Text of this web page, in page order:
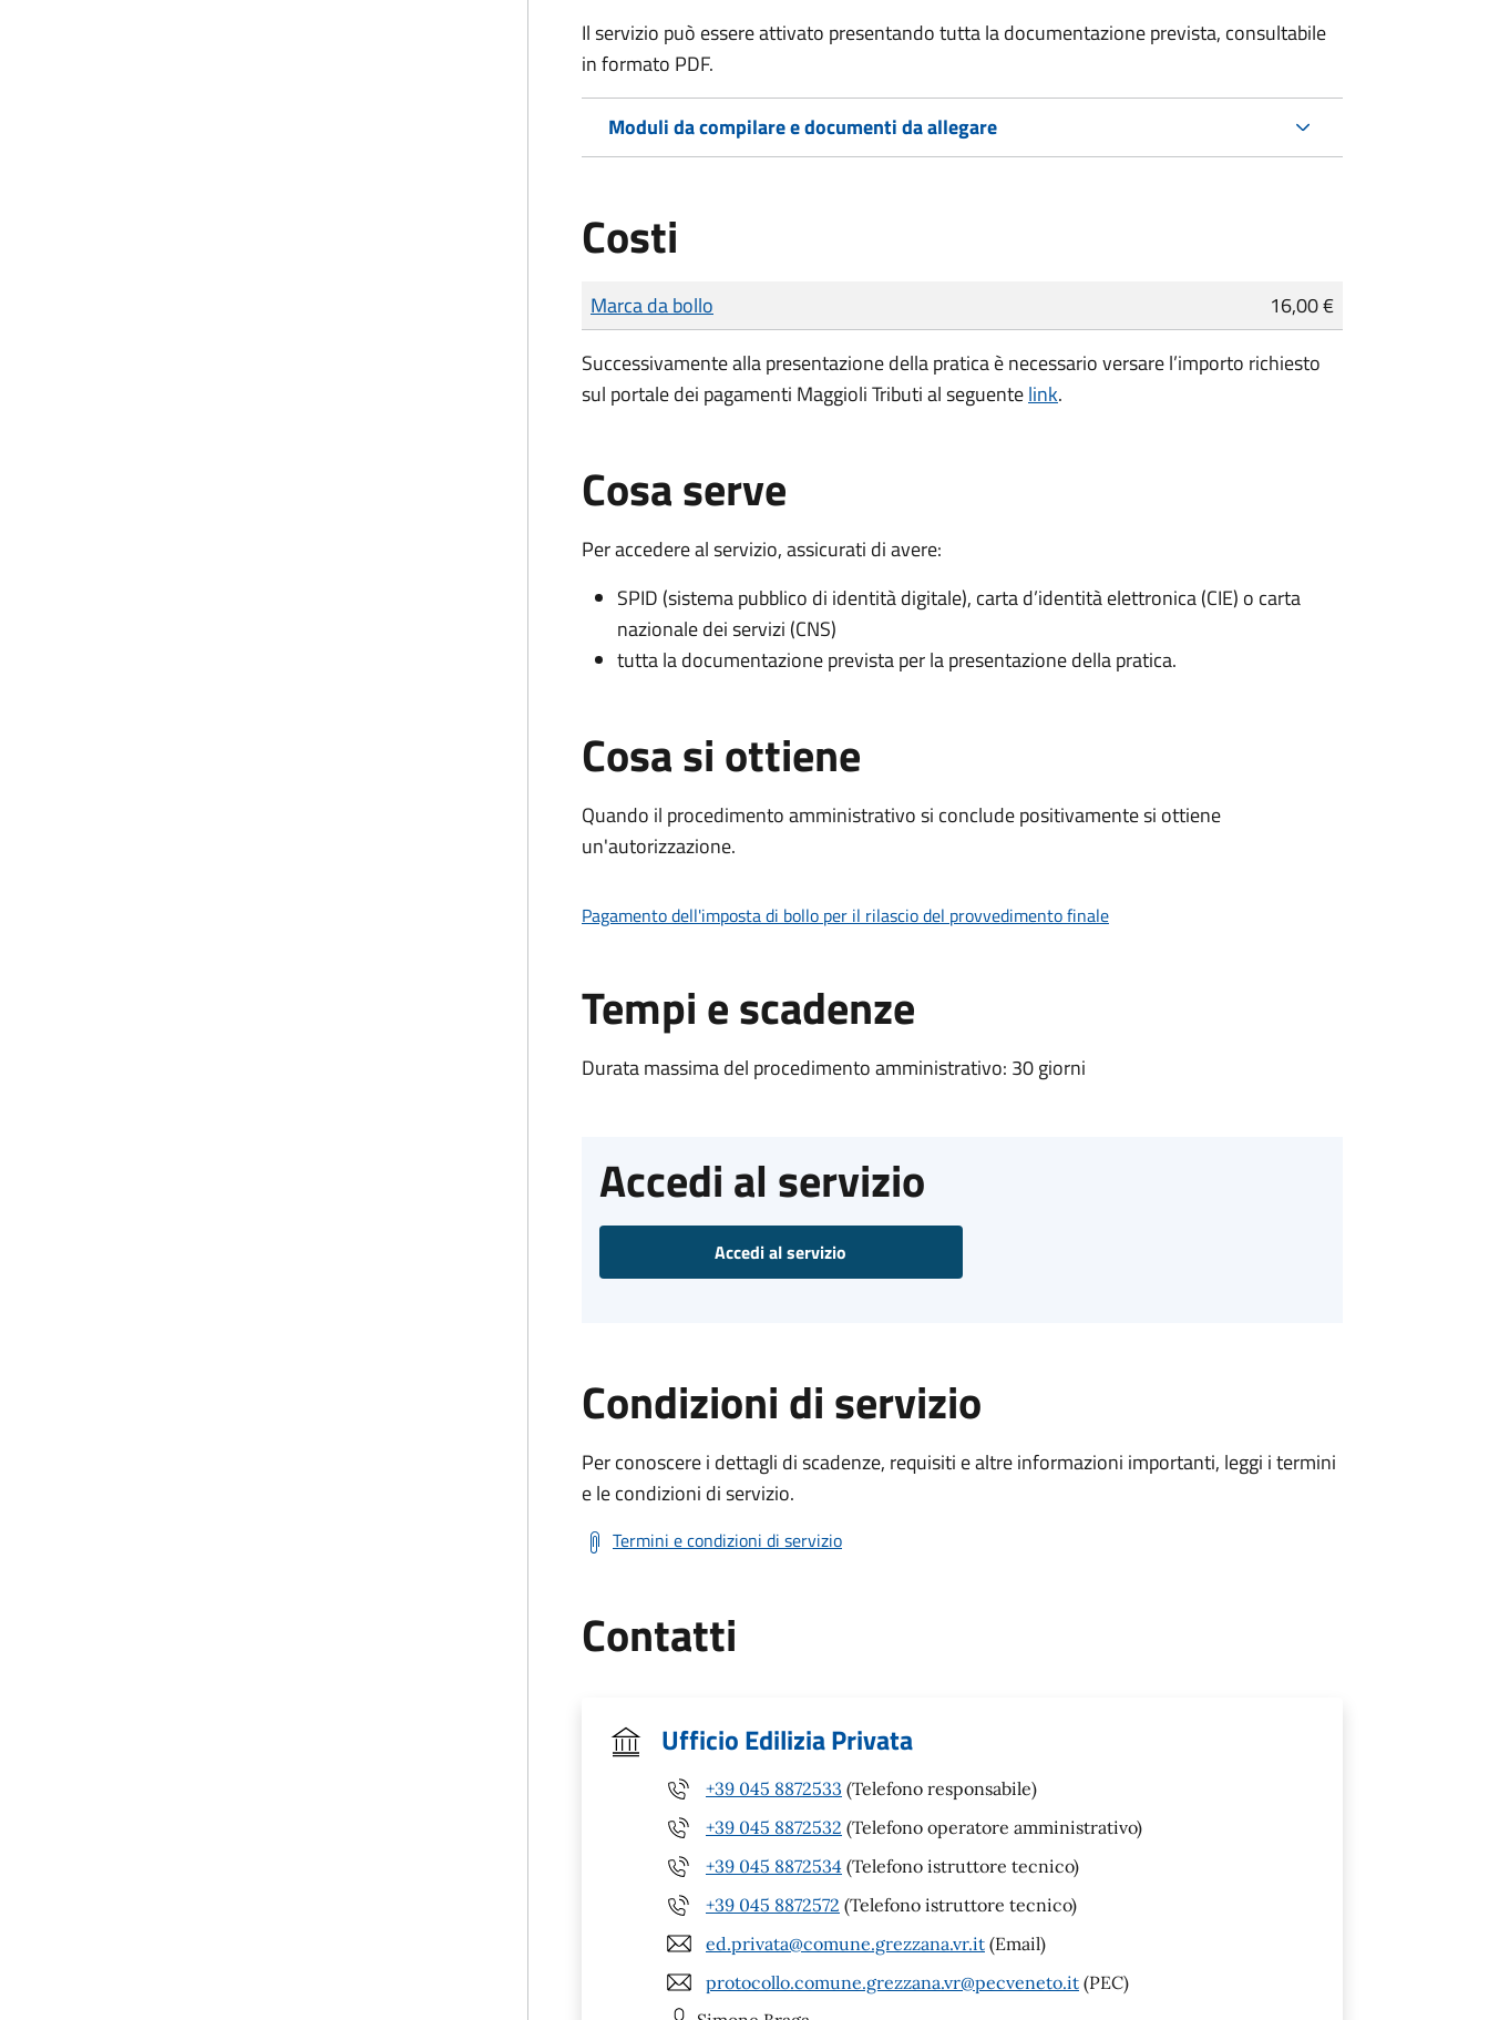
Il servizio può essere attivato presentando tutta la documentazione prevista, consultabile
in formato PDF.
Moduli da compilare e documenti da allegare
Costi
Tipo di pagamento
Importo
Marca da bollo
16,00 €
Successivamente alla presentazione della pratica è necessario versare l’importo richiesto
sul portale dei pagamenti Maggioli Tributi al seguentelink.
Cosa serve
Per accedere al servizio, assicurati di avere:
SPID (sistema pubblico di identità digitale), carta d’identità elettronica (CIE) o carta
nazionale dei servizi (CNS)
tutta la documentazione prevista per la presentazione della pratica.
Cosa si ottiene
Quando il procedimento amministrativo si conclude positivamente si ottiene
un'autorizzazione.
Pagamento dell'imposta di bollo per il rilascio del provvedimento finale
Tempi e scadenze
Durata massima del procedimento amministrativo: 30 giorni
Accedi al servizio
Accedi al servizio
Condizioni di servizio
Per conoscere i dettagli di scadenze, requisiti e altre informazioni importanti, leggi i termini
e le condizioni di servizio.
Termini e condizioni di servizio
Contatti
Ufficio Edilizia Privata
+39 045 8872533 (Telefono responsabile)
+39 045 8872532 (Telefono operatore amministrativo)
+39 045 8872534 (Telefono istruttore tecnico)
+39 045 8872572 (Telefono istruttore tecnico)
ed.privata@comune.grezzana.vr.it (Email)
protocollo.comune.grezzana.vr@pecveneto.it (PEC)